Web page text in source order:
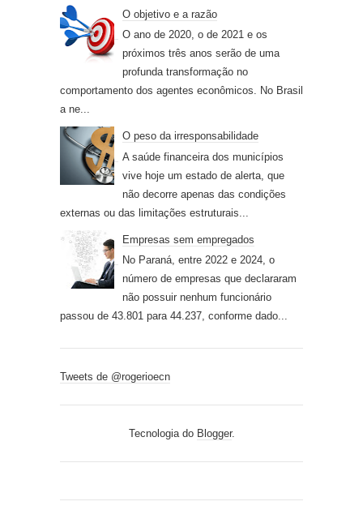
O objetivo e a razão
O ano de 2020, o de 2021 e os
próximos três anos serão de uma
profunda transformação no
comportamento dos agentes econômicos. No Brasil
a ne...
O peso da irresponsabilidade
A saúde financeira dos municípios
vive hoje um estado de alerta, que
não decorre apenas das condições
externas ou das limitações estruturais...
Empresas sem empregados
No Paraná, entre 2022 e 2024, o
número de empresas que declararam
não possuir nenhum funcionário
passou de 43.801 para 44.237, conforme dado...
Tweets de @rogerioecn
Tecnologia do Blogger.